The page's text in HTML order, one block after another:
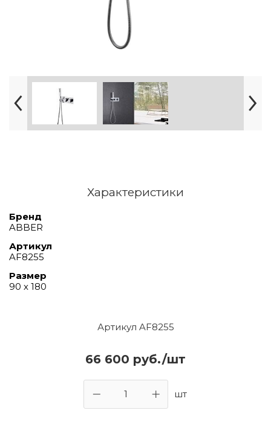
Артикул AF8255
66 600 руб./шт
шт
Характеристики
Бренд
ABBER
Артикул
AF8255
Размер
90 х 180